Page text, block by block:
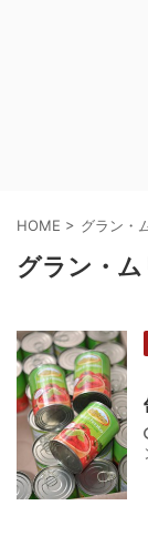
HOME > グラン・
グラン・ム